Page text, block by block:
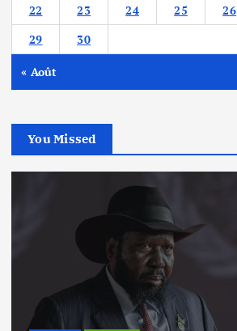
22
23 24 25 26
29
30
« Août
You Missed
A la Une Politique